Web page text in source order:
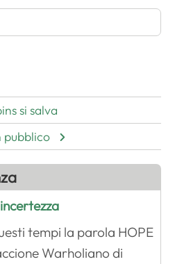
si salva
pubblico
tempi la parola HOPE
Warholiano di